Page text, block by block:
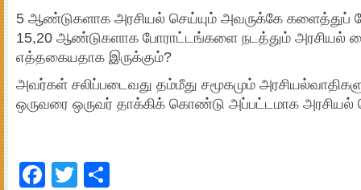
5 ஆண்டுகளாக அரசியல் செய்யும் அவருக்கே களைத்துப்
15,20 ஆண்டுகளாக போராட்டங்களை நடத்தும் அரசியல்
எத்தகையதாக இருக்கும்?
அவர்கள் சலிப்படைவது தம்மீது சமூகமும்
ஒருவரை ஒருவர் தாக்கிக் கொண்டு அப்பட்டமாக
Facebook
Twitter